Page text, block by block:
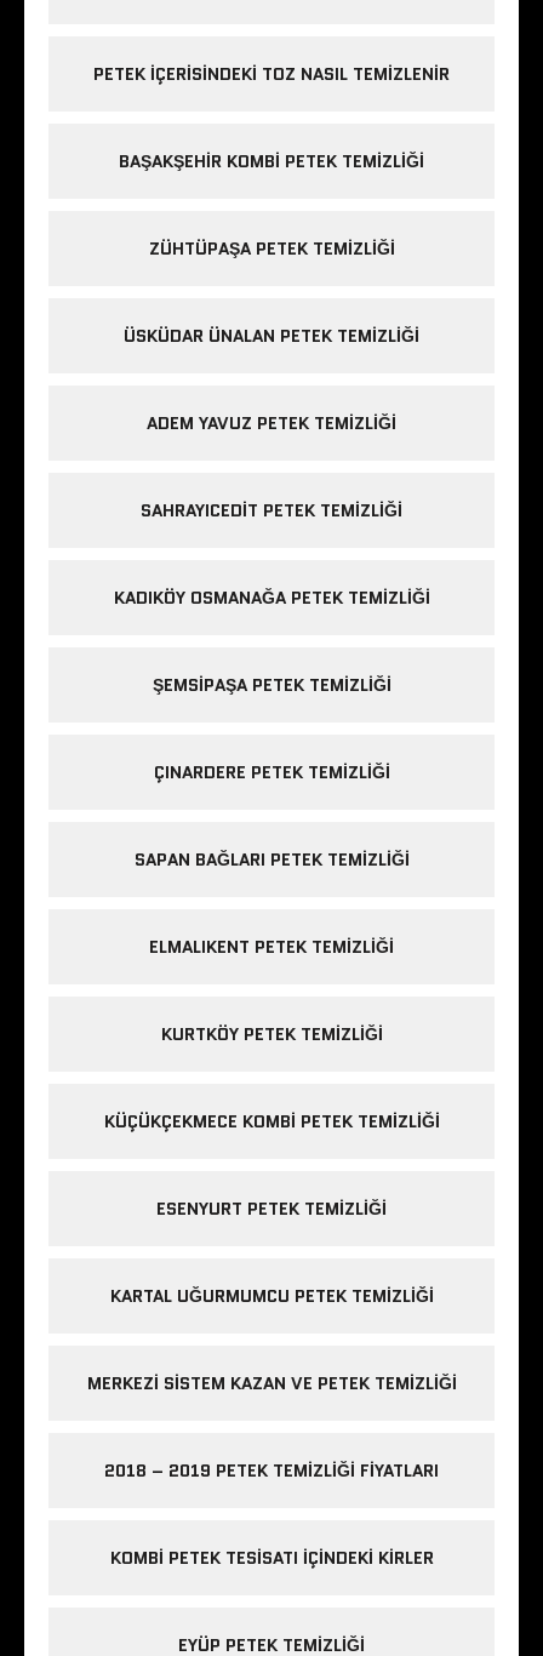
PETEK IÇERISINDEKI TOZ NASIL TEMIZLENIR
BAŞAKŞEHIR KOMBI PETEK TEMIZLIĞI
ZÜHTÜPAŞA PETEK TEMIZLIĞI
ÜSKÜDAR ÜNALAN PETEK TEMIZLIĞI
ADEM YAVUZ PETEK TEMIZLIĞI
SAHRAYICEDIT PETEK TEMIZLIĞI
KADIKÖY OSMANAĞA PETEK TEMIZLIĞI
ŞEMSIPAŞA PETEK TEMIZLIĞI
ÇINARDERE PETEK TEMIZLIĞI
SAPAN BAĞLARI PETEK TEMIZLIĞI
ELMALIKENT PETEK TEMIZLIĞI
KURTKÖY PETEK TEMIZLIĞI
KÜÇÜKÇEKMECE KOMBI PETEK TEMIZLIĞI
ESENYURT PETEK TEMIZLIĞI
KARTAL UĞURMUMCU PETEK TEMIZLIĞI
MERKEZI SISTEM KAZAN VE PETEK TEMIZLIĞI
2018 – 2019 PETEK TEMIZLIĞI FIYATLARI
KOMBI PETEK TESISATI IÇINDEKI KIRLER
EYÜP PETEK TEMIZLIĞI